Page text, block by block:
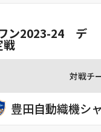
ン2023-24 デ
対戦チ
豊田自動織機シ